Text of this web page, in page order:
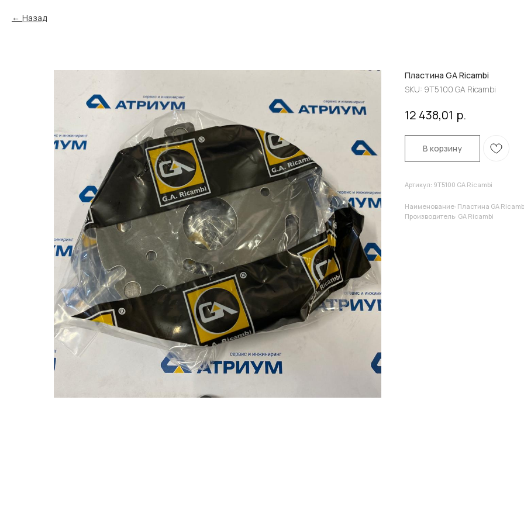
Назад
Пластина GA Ricambi
SKU: 9T5100 GA Ricambi
12 438,01 р.
В корзину
Артикул: 9T5100 GA Ricambi
Наименование: Пластина GA
Производитель: GA Ricambi